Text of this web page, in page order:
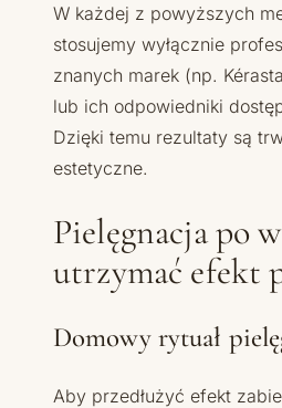
W każdej z powyższych
stosujemy wyłącznie
znanych marek (np.
lub ich odpowiedniki
Dzięki temu rezultaty są
estetyczne.
Pielęgnacja po
utrzymać efekt
Domowy rytuał
Aby przedłużyć efekt